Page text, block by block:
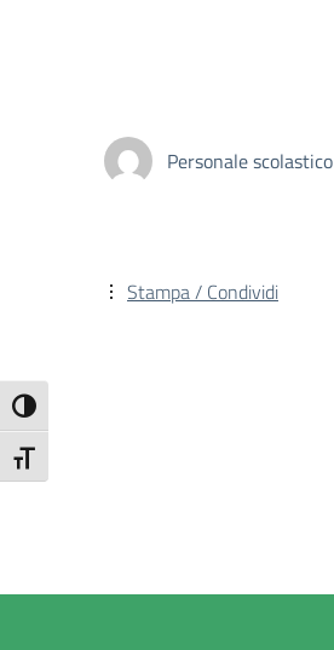
Attiva/disattiva alto contrasto
Attiva/disattiva dimensione testo
Personale scolastico
Stampa / Condividi